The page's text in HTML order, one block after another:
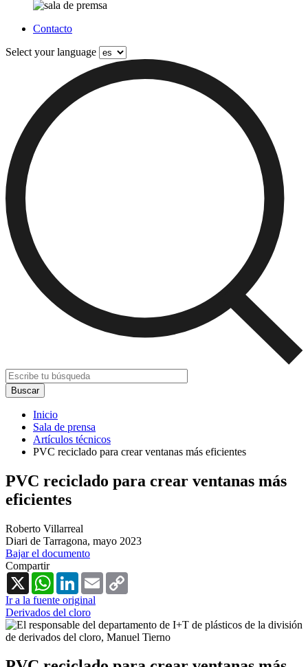
Contacto
Select your language
Inicio
Sala de prensa
Artículos técnicos
PVC reciclado para crear ventanas más eficientes
PVC reciclado para crear ventanas más
eficientes
Roberto Villarreal
Diari de Tarragona, mayo 2023
Bajar el documento
Compartir
X
WhatsAppLinkedInEmail
Ir a la fuente original
Derivados del cloro